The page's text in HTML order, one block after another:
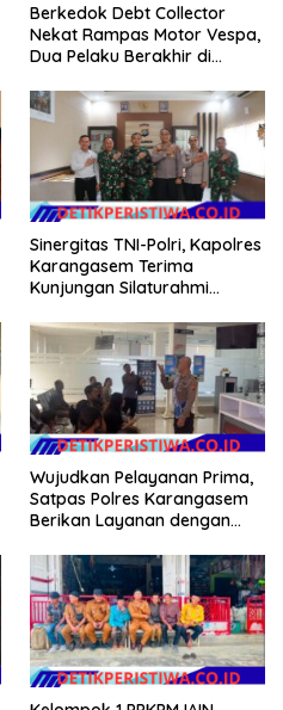
Berkedok Debt Collector
Nekat Rampas Motor Vespa,
Dua Pelaku Berakhir di
Bali
Sinergitas TNI-Polri, Kapolres
Karangasem Terima
Kunjungan Silaturahmi
yang Baru
Wujudkan Pelayanan Prima,
Satpas Polres Karangasem
Berikan Layanan dengan
Salam